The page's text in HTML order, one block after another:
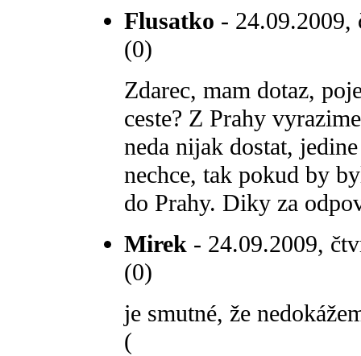
Flusatko - 24.09.2009,
(0)
Zdarec, mam dotaz,
ceste? Z Prahy
neda nijak dostat,
nechce, tak pokud by
do Prahy. Diky za
Mirek - 24.09.2009,
(0)
je smutné, že
(